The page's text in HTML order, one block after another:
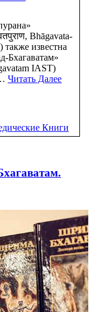
Bhāgavata-
также известна
Бхагаватам»
IAST)
Читать Далее
Книги